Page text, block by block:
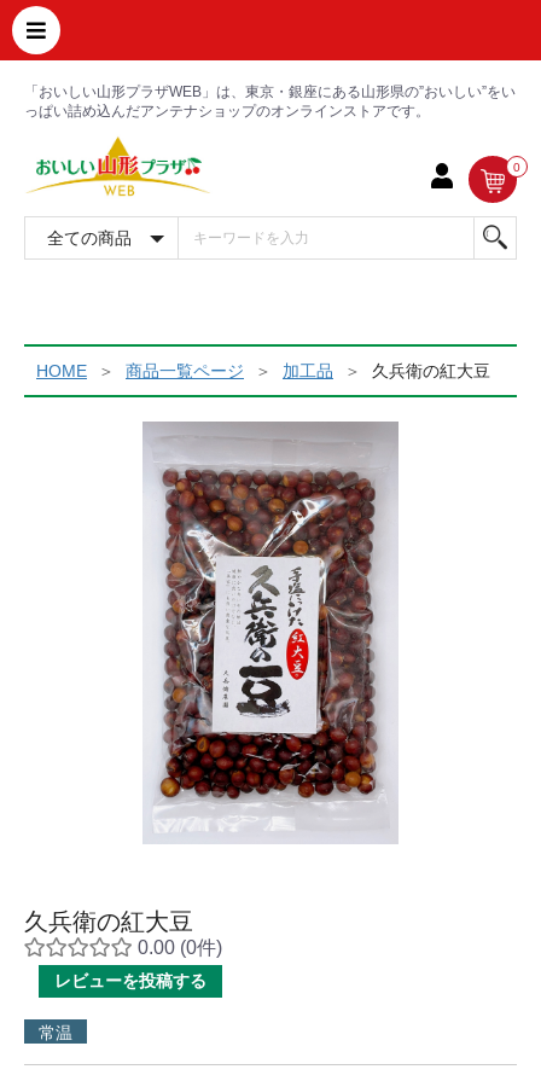
「おいしい山形プラザWEB」は、東京・銀座にある山形県の”おいしい”をい
っぱい詰め込んだアンテナショップのオンラインストアです。
0
HOME 商品一覧ページ 加工品 久兵衛の紅大豆
久兵衛の紅大豆
0.00 (0件)
レビューを投稿する
常温